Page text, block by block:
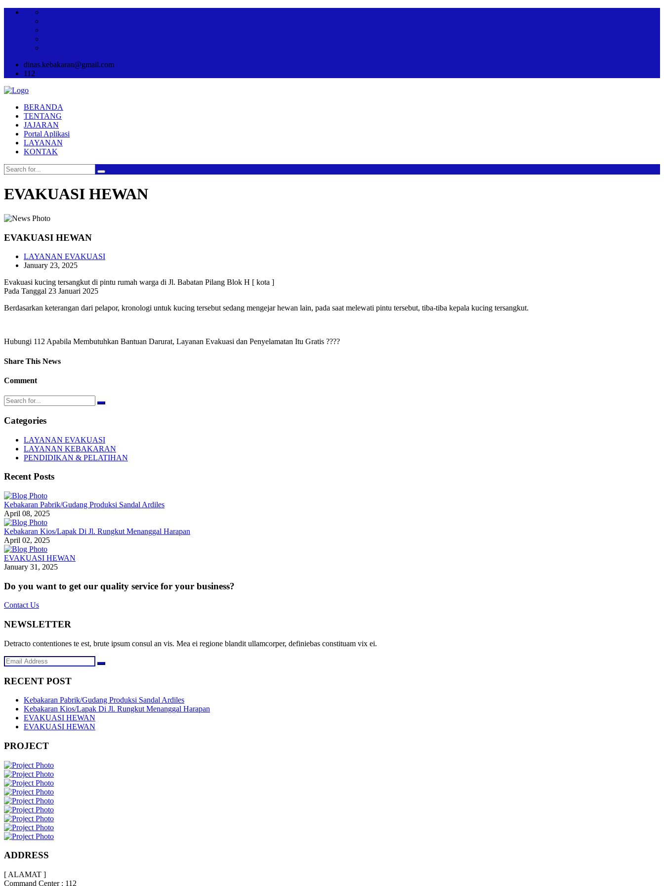
dinas.kebakaran@gmail.com
112
BERANDA
TENTANG
JAJARAN
Portal Aplikasi
LAYANAN
KONTAK
EVAKUASI HEWAN
EVAKUASI HEWAN
LAYANAN EVAKUASI
January 23, 2025
Evakuasi kucing tersangkut di pintu rumah warga di Jl. Babatan Pilang Blok H [ kota ]
Pada Tanggal 23 Januari 2025
Berdasarkan keterangan dari pelapor, kronologi untuk kucing tersebut sedang mengejar hewan lain, pada saat melewati pintu tersebut, tiba-tiba kepala kucing tersangkut.
Hubungi 112 Apabila Membutuhkan Bantuan Darurat, Layanan Evakuasi dan Penyelamatan Itu Gratis ????
Share This News
Comment
Categories
LAYANAN EVAKUASI
LAYANAN KEBAKARAN
PENDIDIKAN & PELATIHAN
Recent Posts
Kebakaran Pabrik/Gudang Produksi Sandal Ardiles
April 08, 2025
Kebakaran Kios/Lapak Di Jl. Rungkut Menanggal Harapan
April 02, 2025
EVAKUASI HEWAN
January 31, 2025
Do you want to get our quality service for your business?
Contact Us
NEWSLETTER
Detracto contentiones te est, brute ipsum consul an vis. Mea ei regione blandit ullamcorper, definiebas constituam vix ei.
RECENT POST
Kebakaran Pabrik/Gudang Produksi Sandal Ardiles
Kebakaran Kios/Lapak Di Jl. Rungkut Menanggal Harapan
EVAKUASI HEWAN
EVAKUASI HEWAN
PROJECT
ADDRESS
[ ALAMAT ]
Command Center : 112